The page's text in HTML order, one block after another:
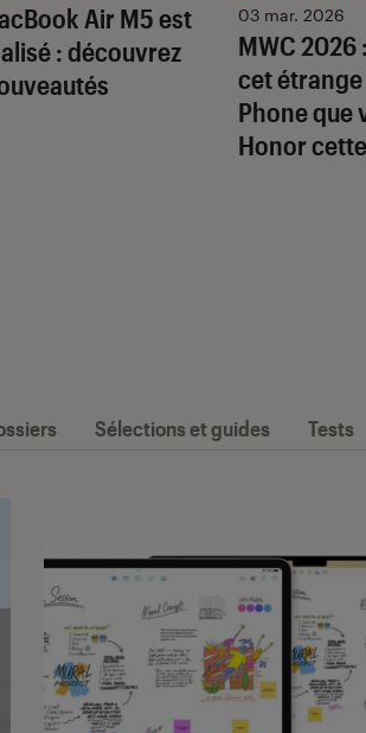
Air M5 est
: découvrez
MWC 2026
cet
Phone que
Honor
03 mar. 2026
Sélections et guides Tests